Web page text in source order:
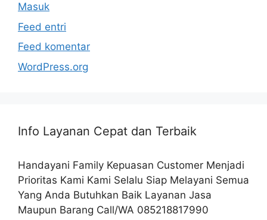
Masuk
Feed entri
Feed komentar
WordPress.org
Info Layanan Cepat dan Terbaik
Handayani Family Kepuasan Customer Menjadi
Prioritas Kami Kami Selalu Siap Melayani Semua
Yang Anda Butuhkan Baik Layanan Jasa
Maupun Barang Call/WA 085218817990